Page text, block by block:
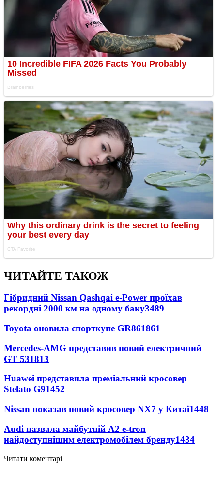
ЧИТАЙТЕ ТАКОЖ
Гібридний Nissan Qashqai e-Power проїхав
рекордні 2000 км на одному баку3489
Toyota оновила спорткупе GR861861
Mercedes-AMG представив новий електричний
GT 531813
Huawei представила преміальний кросовер
Stelato G91452
Nissan показав новий кросовер NX7 у Китаї1448
Audi назвала майбутній A2 e-tron
найдоступнішим електромобілем бренду1434
Читати коментарі